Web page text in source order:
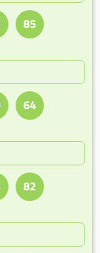
85
64
82